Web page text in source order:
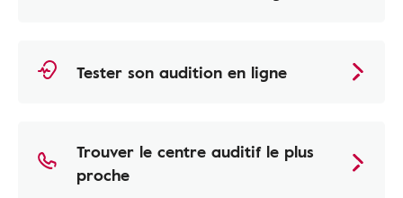
Tester son audition en ligne
Trouver le centre auditif le plus
proche